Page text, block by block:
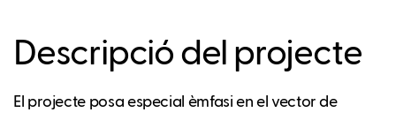
Descripció del projecte
El projecte posa especial èmfasi en el vector de